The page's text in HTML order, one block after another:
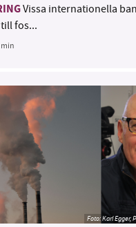
Vissa internationella
fos...
Foto:Karl Egger,